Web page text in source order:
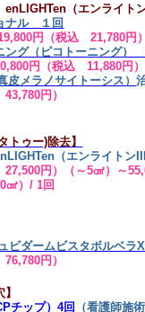
（エンライト
ナル １回
円（税込 21,780円）
ング（ピコトーニング）
円（税込 11,880円）
皮メラノサイトーシス）
円）
トゥー)除去】
（エンライトンIII
円）（～5㎠）～
㎠）/ 1回
ビダームビスタボルベラ
円）
チップ）4回 （看護師施術